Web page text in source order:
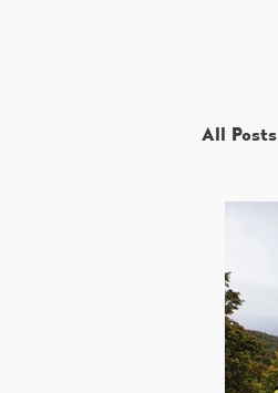
All Posts